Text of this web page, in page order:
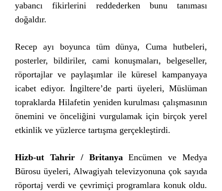
yabancı fikirlerini reddederken bunu tanıması
doğaldır.
Recep ayı boyunca tüm dünya, Cuma hutbeleri,
posterler, bildiriler, cami konuşmaları, belgeseller,
röportajlar ve paylaşımlar ile küresel kampanyaya
icabet ediyor. İngiltere’de parti üyeleri, Müslüman
topraklarda Hilafetin yeniden kurulması çalışmasının
önemini ve önceliğini vurgulamak için birçok yerel
etkinlik ve yüzlerce tartışma gerçekleştirdi.
Hizb-ut Tahrir / BritanyaEncümen ve Medya
Bürosu üyeleri, Alwagiyah televizyonuna çok sayıda
röportaj verdi ve çevrimiçi programlara konuk oldu.